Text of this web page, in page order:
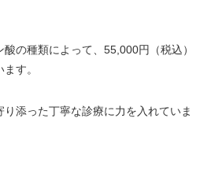
の種類によって、55,000円（税込）
す。
添った丁寧な診療に力を入れていま